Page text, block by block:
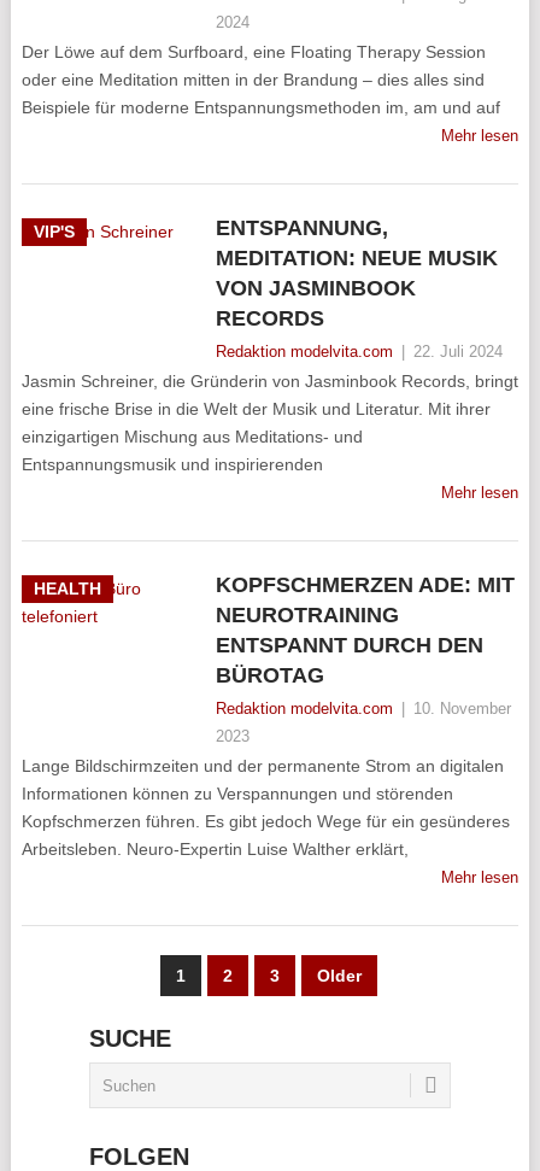
2024
Der Löwe auf dem Surfboard, eine Floating Therapy Session
oder eine Meditation mitten in der Brandung – dies alles sind
Beispiele für moderne Entspannungsmethoden im, am und auf
Mehr lesen
VIP'S
ENTSPANNUNG,
MEDITATION: NEUE MUSIK
VON JASMINBOOK
RECORDS
Redaktion modelvita.com 22. Juli 2024
Jasmin Schreiner, die Gründerin von Jasminbook Records, bringt
eine frische Brise in die Welt der Musik und Literatur. Mit ihrer
einzigartigen Mischung aus Meditations- und
Entspannungsmusik und inspirierenden
Mehr lesen
HEALTH
KOPFSCHMERZEN ADE: MIT
NEUROTRAINING
ENTSPANNT DURCH DEN
BÜROTAG
Redaktion modelvita.com
10. November
2023
Lange Bildschirmzeiten und der permanente Strom an digitalen
Informationen können zu Verspannungen und störenden
Kopfschmerzen führen. Es gibt jedoch Wege für ein gesünderes
Arbeitsleben. Neuro-Expertin Luise Walther erklärt,
Mehr lesen
SEITENNUMMERIERUNG
BEITRÄGE
1 2 3 Older
SUCHE
FOLGEN